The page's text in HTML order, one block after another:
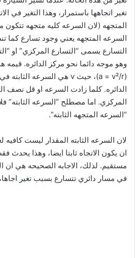
تغير اتجاهها باستمرار، وهذا التغير في
المتجهه (لان السرعه كليه متجهه تتكون
السرعه المتجهه يعني وجود تسارع كما
التسارع يسمى “التسارع المركزي” او
وهو موجه دائما نحو مركز الدائره. قيمه
الدائره. كلما زادت السرعه او قل نصف
المركزي. اما مصطلح “السرعه الثابته”
“السرعه المتجهه الثابته”.
لان السرعه الثابته المقدار ليست
ان يكون الاتجاه ثابتا ايضا، وهذا
مستقيم. لذلك، الاجابه الصحيحه هي ان
في مسار دائري تتسارع بسبب تغير اجاها،